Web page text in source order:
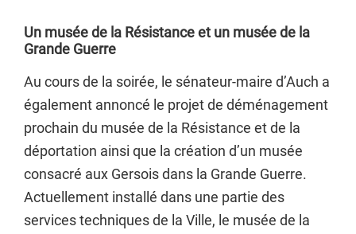
Un musée de la Résistance et un musée de la
Grande Guerre
Au cours de la soirée, le sénateur-maire d’Auch a
également annoncé le projet de déménagement
prochain du musée de la Résistance et de la
déportation ainsi que la création d’un musée
consacré aux Gersois dans la Grande Guerre.
Actuellement installé dans une partie des
services techniques de la Ville, le musée de la